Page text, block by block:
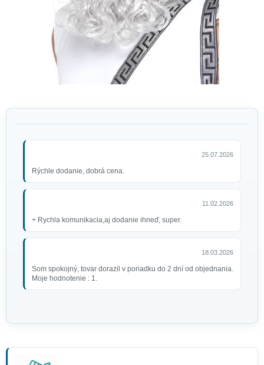
25.07.2026
Rýchle dodanie, dobrá cena.
11.02.2026
+ Rychla komunikacia,aj dodanie ihneď, super.
18.03.2026
Som spokojný, tovar dorazil v poriadku do 2 dní od objednania.
Moje hodnotenie : 1.